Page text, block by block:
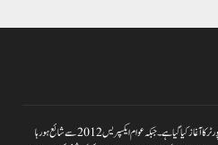
عوام ایکسپریس بدلتے وقت کے ساتھ عوام ایکسپریس نیوز پورٹر کا آغاز کیا گیا ہے۔جبکہ عوام ایکسپریس 2012سے شائع ہورہا